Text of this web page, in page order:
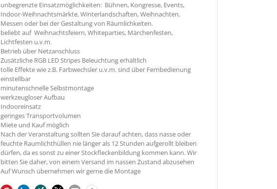
unbegrenzte Einsatzmöglichkeiten: Bühnen, Kongresse, Events,
Indoor-Weihnachtsmärkte, Winterlandschaften, Weihnachten,
Messen oder bei der Gestaltung von Räumlichkeiten.
beliebt auf Weihnachtsfeiern, Whiteparties, Märchenfesten,
Lichtfesten u.v.m.
Betrieb über Netzanschluss
Zusätzliche RGB LED Stripes Beleuchtung erhältlich
tolle Effekte wie z.B. Farbwechsler u.v.m. sind über Fernbedienung
einstellbar
minutenschnelle Selbstmontage
werkzeugloser Aufbau
Indooreinsatz
geringes Transportvolumen
Miete und Kauf möglich
Nach der Veranstaltung sollten Sie darauf achten, dass nasse oder
feuchte Raumlichthüllen nie länger als 12 Stunden aufgerollt bleiben
dürfen, da es sonst zu einer Stockfleckenbildung kommen kann. Wir
bitten Sie daher, von einem Versand im nassen Zustand abzusehen
Auf Wunsch übernehmen wir gerne die Montage